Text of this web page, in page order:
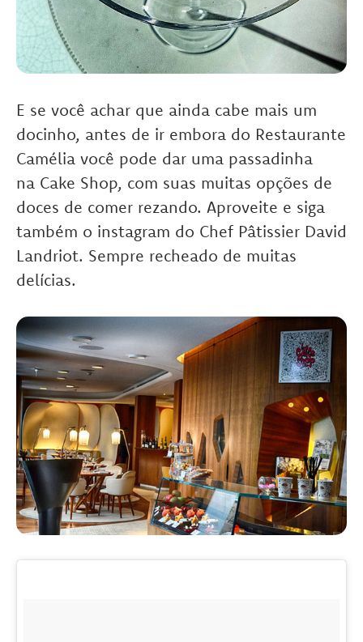
E se você achar que ainda cabe mais um
docinho, antes de ir embora do Restaurante
Camélia você pode dar uma passadinha
na Cake Shop, com suas muitas opções de
doces de comer rezando. Aproveite e siga
também o instagram do Chef Pâtissier David
Landriot. Sempre recheado de muitas
delícias.